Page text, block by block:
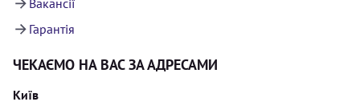
Гарантія
ЧЕКАЄМО НА ВАС ЗА АДРЕСАМИ
Київ